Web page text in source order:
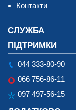
Контакти
СЛУЖБА
ПІДТРИМКИ
044 333-80-90
066 756-86-11
097 497-56-15